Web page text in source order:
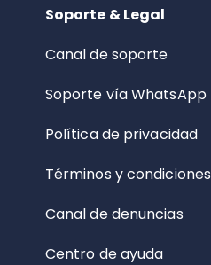
Soporte & Legal
Canal de soporte
Soporte vía WhatsApp
Política de privacidad
Términos y condiciones
Canal de denuncias
Centro de ayuda